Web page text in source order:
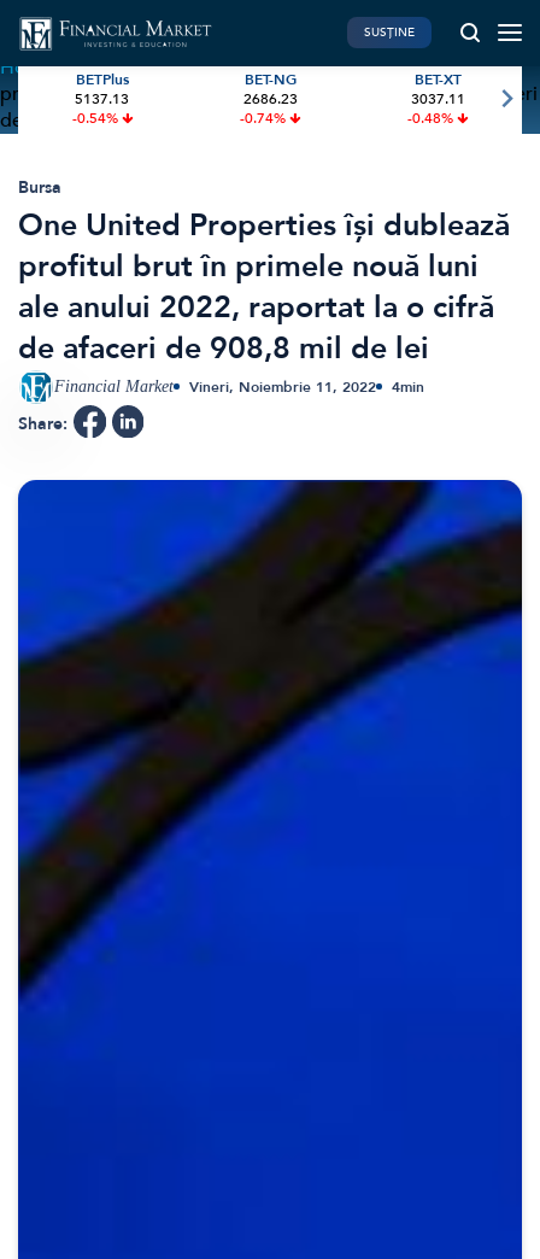
Home»One United Properties își dublează profitul brut în
primele nouă luni ale anului 2022, raportat la o cifră de afaceri
de 908,8 mil de lei
PIATA DE CAPITAL
Investiții
International
BVB Recap
Bursa
Acțiunea Zilei
Brokeri
FINANTE PERSONALE
Pensie & taxe
Credite
Asigurari
Start-Up
Artificial Intelligence
Digital payments
TERMENUL ZILEI
ESG Investments
Renewable Energy
Sustainability
SUSȚINE
BETPlus
5137.13
-0.54%
BET-NG
2686.23
-0.74%
BET-XT
3037.11
-0.48%
Bursa
One United Properties își dublează
profitul brut în primele nouă luni
ale anului 2022, raportat la o cifră
de afaceri de 908,8 mil de lei
Financial Market Vineri, Noiembrie 11, 2022 4min
Share: